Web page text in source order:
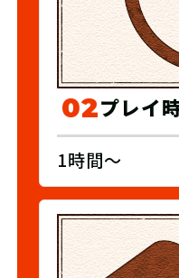
02プレイ
1時間～